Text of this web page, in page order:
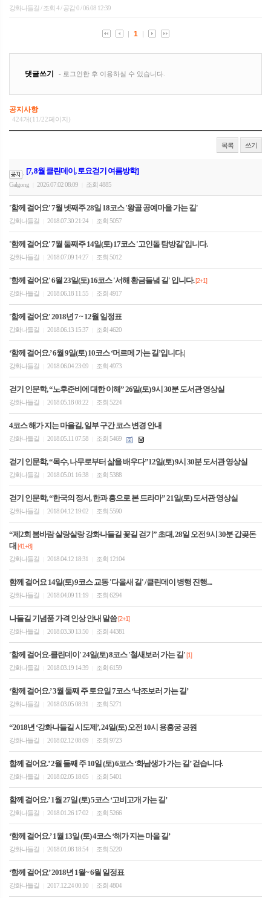
공지사항
424개(11/22페이지)
목록 쓰기
[7, 8월 클린데이, 토요걷기 여름방학]
Galgong 2026.07.02 08:09 조회 4885
'함께 걸어요' 7월 넷째주 28일 18코스 '왕골 공예마을 가는 길'
강화나들길 2018.07.30 21:24 조회 5057
'함께 걸어요' 7월 둘째주 14일(토) 17코스 '고인돌 탐방길'입니다.
강화나들길 2018.07.09 14:27 조회 5012
'함께 걸어요' 6월 23일(토) 16코스 '서해 황금들녘 길' 입니다.[2+1]
강화나들길
2018.06.18 11:55 조회 4917
'함께 걸어요' 2018년 7 ~ 12월 일정표
강화나들길 2018.06.13 15:37 조회 4620
‘함께 걸어요.’ 6월 9일(토) 10코스 ‘머르메 가는 길’입니다.|
강화나들길 2018.06.04 23:09 조회 4973
걷기 인문학, “노후준비에 대한 이해” 26일(토) 9시 30분 도서관 영상실
강화나들길 2018.05.18 08:22 조회 5224
4코스 해가 지는 마을길, 일부 구간 코스 변경 안내
강화나들길 2018.05.11 07:58 조회 5469
걷기 인문학, “목수, 나무로부터 삶을 배우다”12일(토) 9시 30분 도서관 영상실
강화나들길 2018.05.01 16:38 조회 5388
걷기 인문학, “한국의 정서, 한과 흥으로 본 드라마” 21일(토) 도서관 영상실
강화나들길 2018.04.12 19:02 조회 5590
“제2회 봄바람 살랑살랑 강화나들길 꽃길 걷기” 초대, 28일 오전 9시 30분 갑곶돈
대 [41+8]
강화나들길
2018.04.12 18:31 조회 12104
함께 걸어요 14일(토) 9코스 교동 '다을새 길' /클린데이 병행 진행....
강화나들길 2018.04.09 11:19 조회 6294
나들길 기념품 가격 인상 안내 말씀[2+1]
강화나들길
2018.03.30 13:50 조회 44381
'함께 걸어요-클린데이' 24일(토) 8코스 '철새보러 가는 길'[1]
강화나들길
2018.03.19 14:39 조회 6159
‘함께 걸어요.’ 3월 둘째 주 토요일 7코스 ‘낙조보러 가는 길’
강화나들길 2018.03.05 08:31 조회 5271
“2018년 ‘강화나들길 시도제’, 24일(토) 오전 10시 용흥궁 공원
강화나들길 2018.02.12 08:09 조회 9723
함께 걸어요.’ 2월 둘째 주 10일 (토) 6코스 ‘화남생가 가는 길’ 걷습니다.
강화나들길 2018.02.05 18:05 조회 5401
함께 걸어요.’ 1월 27일 (토) 5코스 ‘고비고개 가는 길’
강화나들길 2018.01.26 17:02 조회 5266
‘함께 걸어요.’ 1월 13일 (토) 4코스 ‘해가 지는 마을 길’
강화나들길 2018.01.08 18:54 조회 5220
‘함께 걸어요’ 2018년 1월~ 6월 일정표
강화나들길 2017.12.24 00:10 조회 4804